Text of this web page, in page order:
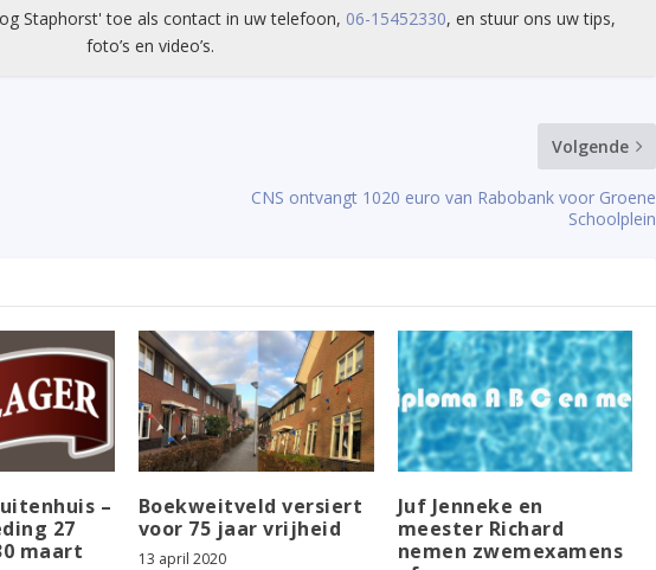
Staphorst' toe als contact in uw telefoon, 06-15452330, en stuur ons uw tips,
foto’s en video’s.
Volgende
CNS ontvangt 1020 euro van Rabobank voor Groene
Schoolplein
–
27
maart
Boekweitveld versiert
voor 75 jaar vrijheid
13 april 2020
Juf Jenneke en
meester Richard
nemen zwemexamens